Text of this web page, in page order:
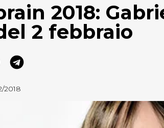
2018:
2 febbraio
2018